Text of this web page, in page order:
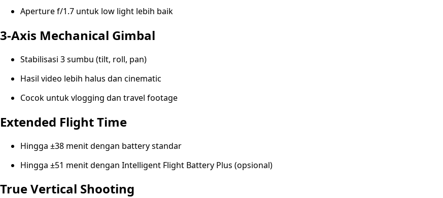
Aperture f/1.7 untuk low light lebih baik
3-Axis Mechanical Gimbal
Stabilisasi 3 sumbu (tilt, roll, pan)
Hasil video lebih halus dan cinematic
Cocok untuk vlogging dan travel footage
Extended Flight Time
Hingga ±38 menit dengan battery standar
Hingga ±51 menit dengan Intelligent Flight Battery Plus (opsional)
True Vertical Shooting